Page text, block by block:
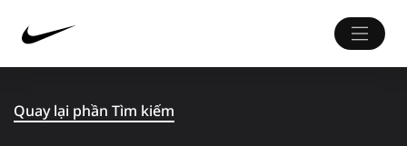
Quay lại phần Tìm kiếm